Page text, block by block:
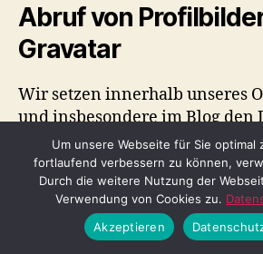
Abruf von
Gravatar
Wir setzen innerhalb unseres
und insbesondere im Blog den
der Automattic, Inc. 132
Francisco, CA 94107, USA,
Dienst, bei dem sich Nutzer
Profilbilder und ihre E-
hinterlegen können. Wenn
Um unsere Webseite für Sie optimal
fortlaufend verbessern zu können,
Durch die weitere Nutzung der
Verwendung von Cookies zu.
Akzeptieren